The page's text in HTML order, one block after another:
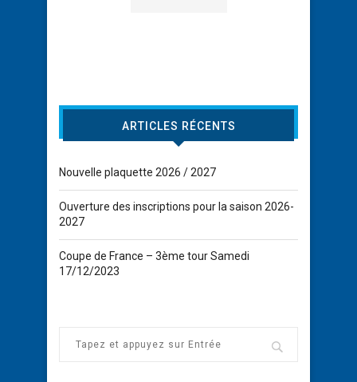
ARTICLES RÉCENTS
Nouvelle plaquette 2026 / 2027
Ouverture des inscriptions pour la saison 2026-
2027
Coupe de France – 3ème tour Samedi
17/12/2023